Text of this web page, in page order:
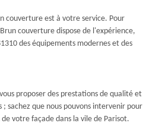
couverture est à votre service. Pour
couverture dispose de l'expérience,
des équipements modernes et des
proposer des prestations de qualité et
sachez que nous pouvons intervenir pour
votre façade dans la vile de Parisot.